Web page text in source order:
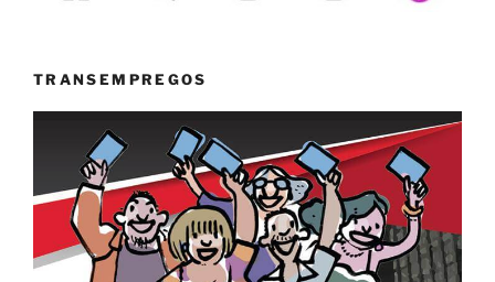
TRANSEMPREGOS